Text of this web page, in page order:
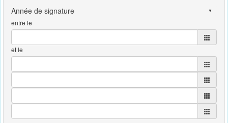
entre le
et le